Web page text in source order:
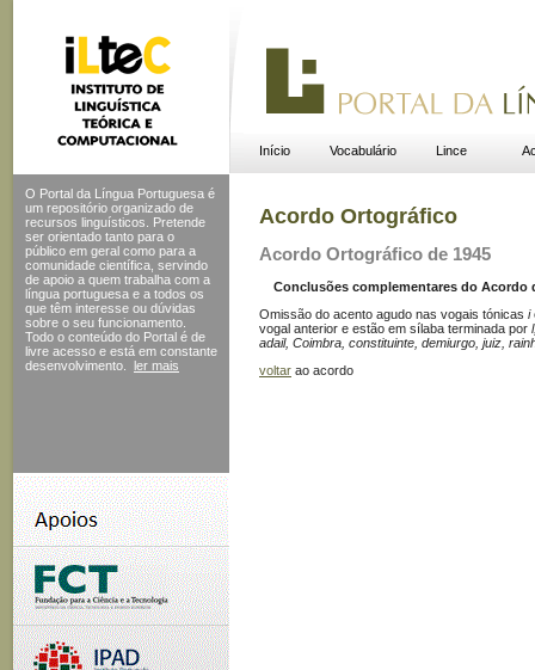
Início Vocabulário Lince
O Portal da Língua Portuguesa é
um repositório organizado de
recursos linguísticos. Pretende
ser orientado tanto para o
público em geral como para a
comunidade científica, servindo
de apoio a quem trabalha com a
língua portuguesa e a todos os
que têm interesse ou dúvidas
sobre o seu funcionamento.
Todo o conteúdo do Portal é de
livre acesso e está em constante
desenvolvimento.
ler mais
Acordo Ortográfico
Acordo Ortográfico de 1945
Conclusões complementares do Acordo
Omissão do acento agudo nas vogais tónicas i
vogal anterior e estão em sílaba terminada por
adail, Coimbra, constituinte, demiurgo, juiz,
voltar ao acordo